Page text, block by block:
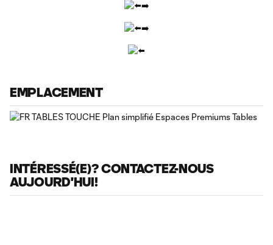
EMPLACEMENT
INTÉRESSÉ(E)? CONTACTEZ-NOUS
AUJOURD'HUI!